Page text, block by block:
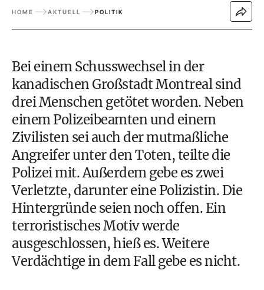
HOME AKTUELL POLITIK
Bei einem Schusswechsel in der
kanadischen Großstadt Montreal sind
drei Menschen getötet worden. Neben
einem Polizeibeamten und einem
Zivilisten sei auch der mutmaßliche
Angreifer unter den Toten, teilte die
Polizei mit. Außerdem gebe es zwei
Verletzte, darunter eine Polizistin. Die
Hintergründe seien noch offen. Ein
terroristisches Motiv werde
ausgeschlossen, hieß es. Weitere
Verdächtige in dem Fall gebe es nicht.